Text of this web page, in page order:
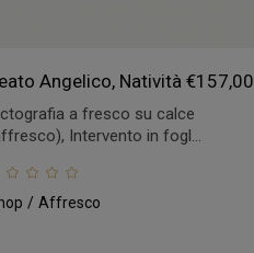
Angelico, Natività €157,00
a fresco su calce
Intervento in fogl...
Affresco